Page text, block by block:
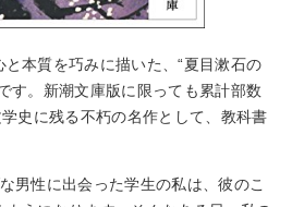
本質を巧みに描いた、“夏目漱石の
す。新潮文庫版に限っても累計部数
史に残る不朽の名作として、教科書
男性に出会った学生の私は、彼のこ